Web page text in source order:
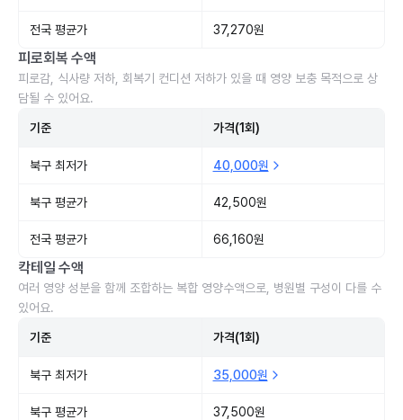
전국 평균가 37,270원
피로회복 수액
피로감, 식사량 저하, 회복기 컨디션 저하가 있을 때 영양 보충 목적으로 상
담될 수 있어요.
기준 가격(1회)
북구 최저가 40,000원
북구 평균가 42,500원
전국 평균가 66,160원
칵테일 수액
여러 영양 성분을 함께 조합하는 복합 영양수액으로, 병원별 구성이 다를 수
있어요.
기준 가격(1회)
북구 최저가 35,000원
북구 평균가 37,500원